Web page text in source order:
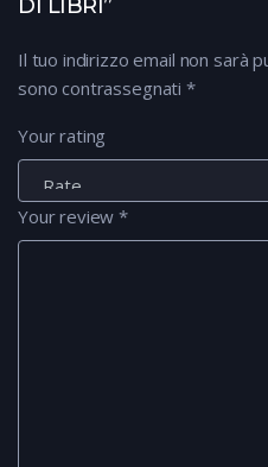
DI LIBRI”
Il tuo indirizzo email non sarà
sono contrassegnati *
Your rating
Your review*